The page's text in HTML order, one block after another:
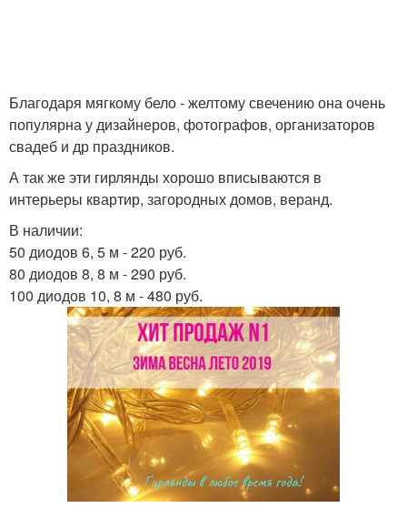
Благодаря мягкому бело - желтому свечению она очень
популярна у дизайнеров, фотографов, организаторов
свадеб и др праздников.
А так же эти гирлянды хорошо вписываются в
интерьеры квартир, загородных домов, веранд.
В наличии:
50 диодов 6, 5 м - 220 руб.
80 диодов 8, 8 м - 290 руб.
100 диодов 10, 8 м - 480 руб.